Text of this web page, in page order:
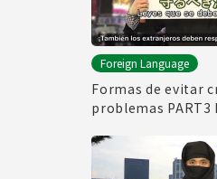
Foreign Language
Formas de evitar
problemas PART3